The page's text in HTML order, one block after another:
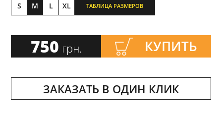
S M L XL ТАБЛИЦА РАЗМЕРОВ
750 грн. КУПИТЬ
ЗАКАЗАТЬ В ОДИН КЛИК